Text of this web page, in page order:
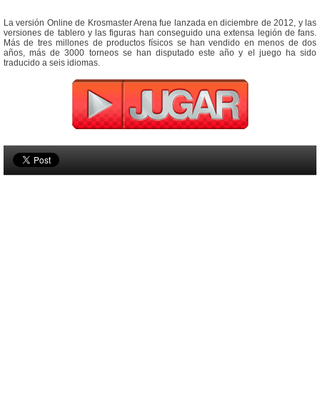
La versión Online de Krosmaster Arena fue lanzada en diciembre de 2012, y las
versiones de tablero y las figuras han conseguido una extensa legión de fans.
Más de tres millones de productos físicos se han vendido en menos de dos
años, más de 3000 torneos se han disputado este año y el juego ha sido
traducido a seis idiomas.